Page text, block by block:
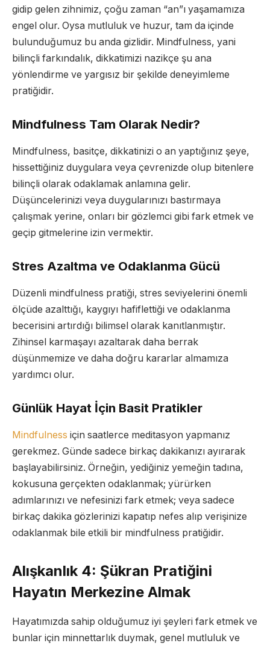
gidip gelen zihnimiz, çoğu zaman “an”ı yaşamamıza
engel olur. Oysa mutluluk ve huzur, tam da içinde
bulunduğumuz bu anda gizlidir. Mindfulness, yani
bilinçli farkındalık, dikkatimizi nazikçe şu ana
yönlendirme ve yargısız bir şekilde deneyimleme
pratiğidir.
Mindfulness Tam Olarak Nedir?
Mindfulness, basitçe, dikkatinizi o an yaptığınız şeye,
hissettiğiniz duygulara veya çevrenizde olup bitenlere
bilinçli olarak odaklamak anlamına gelir.
Düşüncelerinizi veya duygularınızı bastırmaya
çalışmak yerine, onları bir gözlemci gibi fark etmek ve
geçip gitmelerine izin vermektir.
Stres Azaltma ve Odaklanma Gücü
Düzenli mindfulness pratiği, stres seviyelerini önemli
ölçüde azalttığı, kaygıyı hafiflettiği ve odaklanma
becerisini artırdığı bilimsel olarak kanıtlanmıştır.
Zihinsel karmaşayı azaltarak daha berrak
düşünmemize ve daha doğru kararlar almamıza
yardımcı olur.
Günlük Hayat İçin Basit Pratikler
Mindfulness için saatlerce meditasyon yapmanız
gerekmez. Günde sadece birkaç dakikanızı ayırarak
başlayabilirsiniz. Örneğin, yediğiniz yemeğin tadına,
kokusuna gerçekten odaklanmak; yürürken
adımlarınızı ve nefesinizi fark etmek; veya sadece
birkaç dakika gözlerinizi kapatıp nefes alıp verişinize
odaklanmak bile etkili bir mindfulness pratiğidir.
Alışkanlık 4: Şükran Pratiğini
Hayatın Merkezine Almak
Hayatımızda sahip olduğumuz iyi şeyleri fark etmek ve
bunlar için minnettarlık duymak, genel mutluluk ve